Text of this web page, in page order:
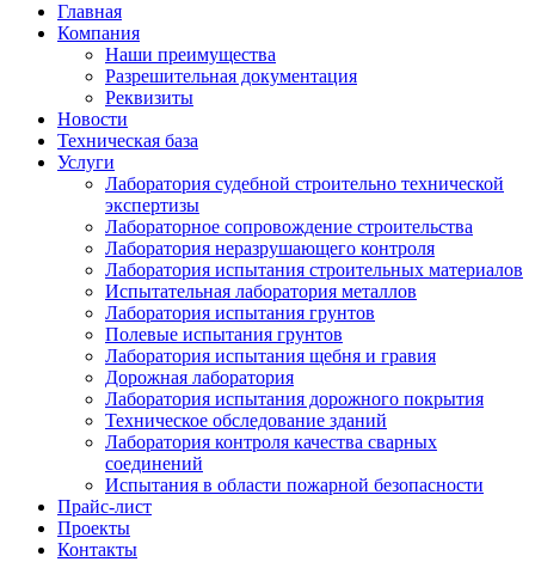
Главная
Компания
Наши преимущества
Разрешительная документация
Реквизиты
Новости
Техническая база
Услуги
Лаборатория судебной строительно технической
экспертизы
Лабораторное сопровождение строительства
Лаборатория неразрушающего контроля
Лаборатория испытания строительных материалов
Испытательная лаборатория металлов
Лаборатория испытания грунтов
Полевые испытания грунтов
Лаборатория испытания щебня и гравия
Дорожная лаборатория
Лаборатория испытания дорожного покрытия
Техническое обследование зданий
Лаборатория контроля качества сварных
соединений
Испытания в области пожарной безопасности
Прайс-лист
Проекты
Контакты